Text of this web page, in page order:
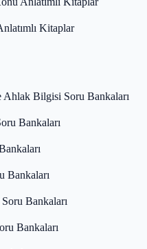
Kitaplar
Ahlak Bilgisi Soru Bankaları
Bankaları
Bankaları
Bankaları
Bankaları